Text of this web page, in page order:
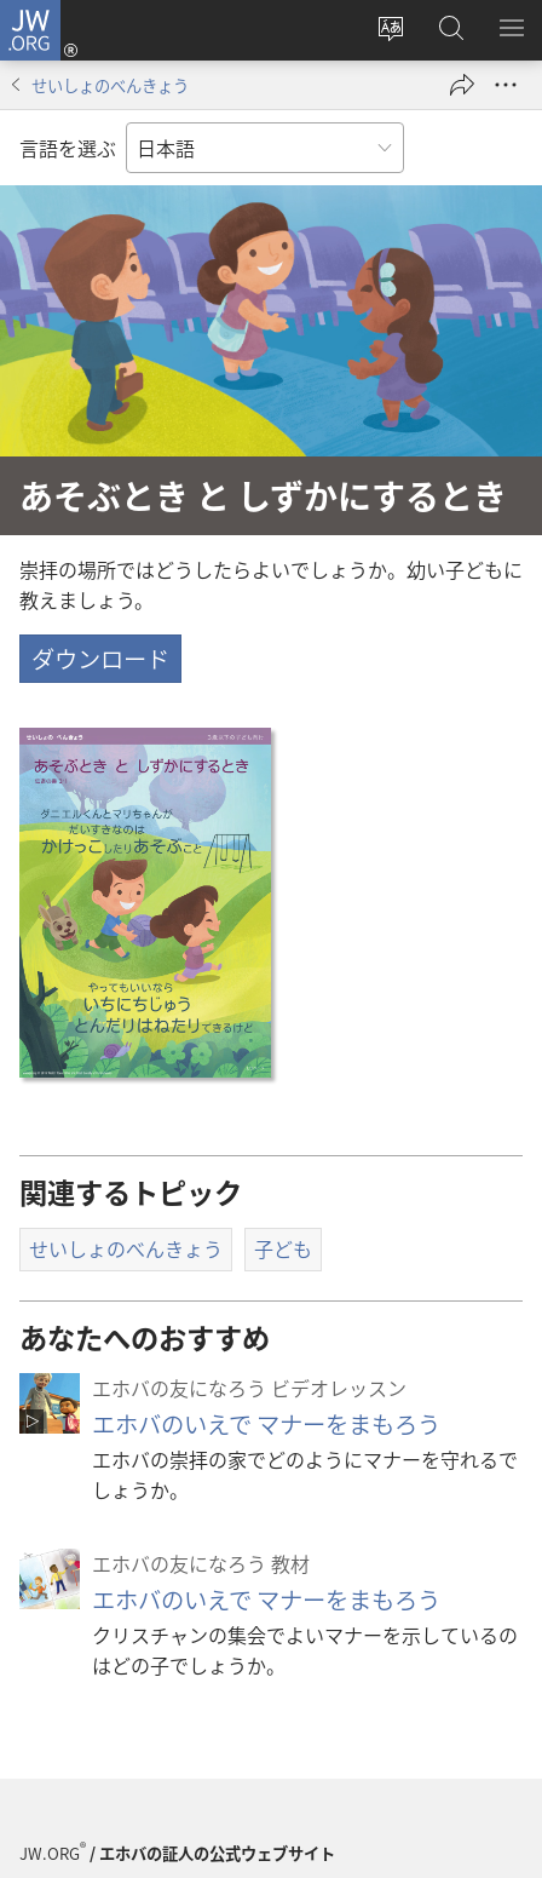
JW.ORG
サ
ト
の
言
を
変
え
る
ロ
グ
ン
し
ブ
で
開
く）
JW.ORG
の
検
メ
を
せいしょのべんきょう
言語を選ぶ
あそぶとき と しずかにするとき
崇拝の場所ではどうしたらよいでしょうか。幼い子どもに
教えましょう。
ダウンロード
関連するトピック
せいしょのべんきょう 子ども
あなたへのおすすめ
エホバの友になろう ビデオレッスン
エホバのいえで マナーをまもろう
エホバの崇拝の家でどのようにマナーを守れるで
しょうか。
エホバの友になろう 教材
エホバのいえで マナーをまもろう
クリスチャンの集会でよいマナーを示しているの
はどの子でしょうか。
JW.ORG® / エホバの証人の公式ウェブサイト